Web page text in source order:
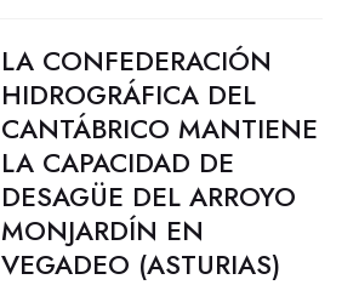
LA CONFEDERACIÓN
HIDROGRÁFICA DEL
CANTÁBRICO MANTIENE
LA CAPACIDAD DE
DESAGÜE DEL ARROYO
MONJARDÍN EN
VEGADEO (ASTURIAS)